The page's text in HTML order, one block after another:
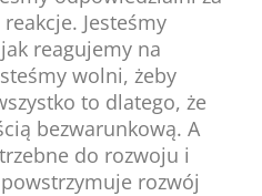
Jesteśmy
reagujemy na
wolni, żeby
to dlatego, że
bezwarunkową. A
do rozwoju i
rozwój